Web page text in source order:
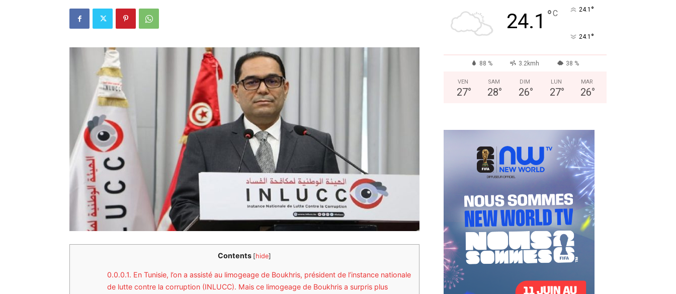
Contents [hide]
0.0.0.1. En Tunisie, l’on a assisté au limogeage de Boukhris, président de l’instance nationale
de lutte contre la corruption (INLUCC). Mais ce limogeage de Boukhris a surpris plus
24.1 °C 24.1 °
24.1 °
88 % 3.2kmh 38 %
VEN
27°
SAM
28°
DIM
26°
LUN
27°
MAR
26°